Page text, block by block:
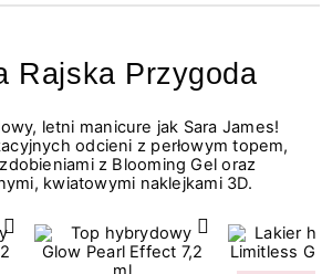
Rajska Przygoda
letni manicure jak Sara James!
odcieni z perłowym topem,
z Blooming Gel oraz
kwiatowymi naklejkami 3D.